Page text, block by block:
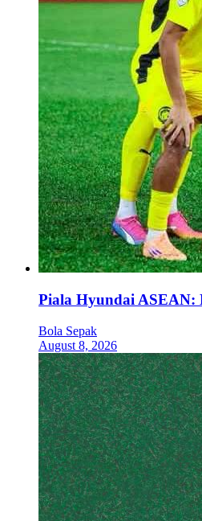
Piala Hyundai ASEAN:
Bola Sepak
August 8, 2026